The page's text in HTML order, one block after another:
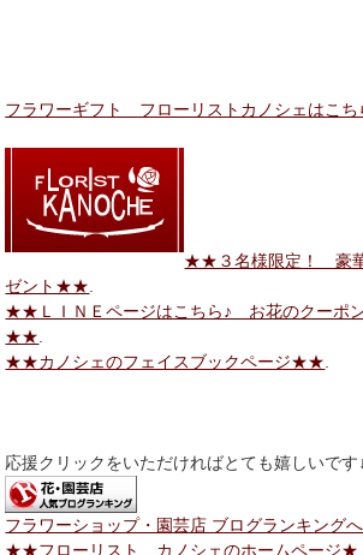
フラワーギフト フローリストカノシェはこち
★★３名様限定！ 豪華
ゼント★★
★★ＬＩＮＥページはこちら♪ お花のクーポ
★★
★★カノシェのフェイスブックページ★★
応援クリックをいただければとても嬉しいです↓
フラワーショップ・園芸店 ブログランキングへ
★★フローリスト カノシェのホームページ★